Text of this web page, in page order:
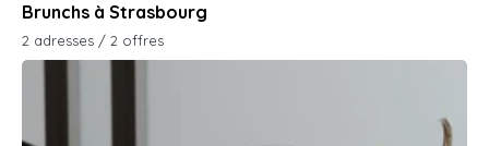
Brunchs à Strasbourg
2 adresses / 2 offres